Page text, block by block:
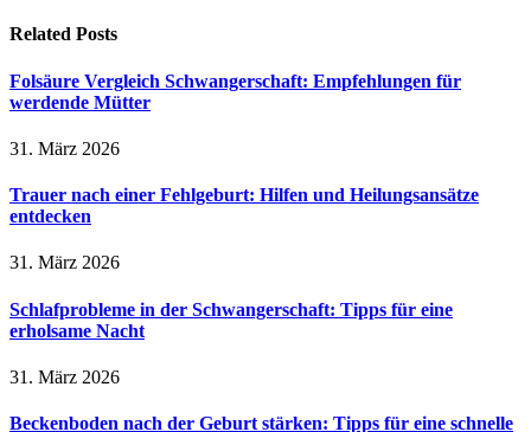
Related Posts
Folsäure Vergleich Schwangerschaft: Empfehlungen für
werdende Mütter
31. März 2026
Trauer nach einer Fehlgeburt: Hilfen und Heilungsansätze
entdecken
31. März 2026
Schlafprobleme in der Schwangerschaft: Tipps für eine
erholsame Nacht
31. März 2026
Beckenboden nach der Geburt stärken: Tipps für eine schnelle